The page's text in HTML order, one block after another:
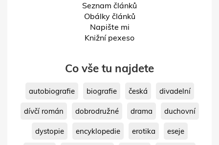
Seznam článků
Obálky článků
Napište mi
Knižní pexeso
Co vše tu najdete
autobiografie biografie česká divadelní
dívčí román dobrodružné drama duchovní
dystopie encyklopedie erotika eseje